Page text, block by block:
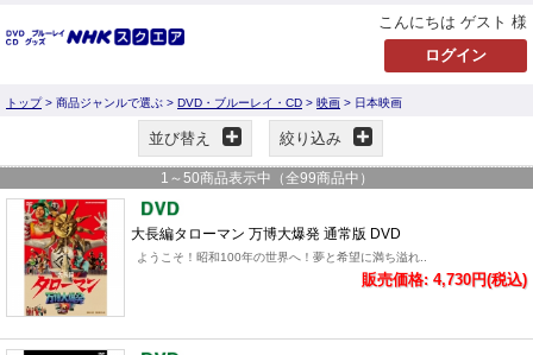
こんにちは ゲスト 様
トップ> 商品ジャンルで選ぶ > DVD・ブルーレイ・CD > 映画 > 日本映画
並び替え 絞り込み
1 ～ 50商品表示中（全99商品中）
大長編タローマン 万博大爆発 通常版 DVD
ようこそ！昭和100年の世界へ！夢と希望に満ち溢れ..
販売価格: 4,730円(税込)